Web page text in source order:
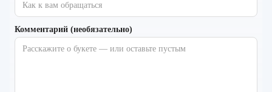
Комментарий (необязательно)